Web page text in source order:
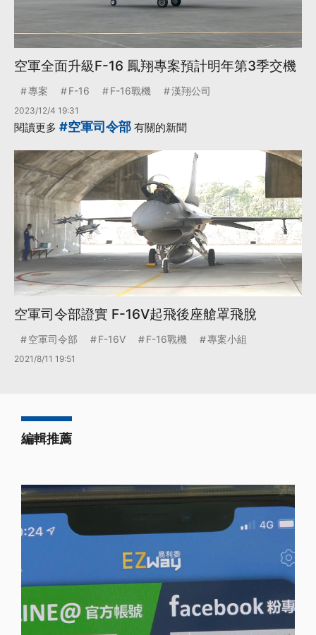
空軍全面升級F-16 鳳翔專案預計明年第3季交機
專案 F-16 F-16戰機 漢翔公司
2023/12/4 19:31
閱讀更多 #空軍司令部 有關的新聞
空軍司令部證實 F-16V起飛後座艙罩飛脫
空軍司令部 F-16V F-16戰機 專案小組
2021/8/11 19:51
編輯推薦